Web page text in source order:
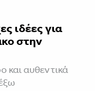
ιδέες για
στην
και αυθεντικά